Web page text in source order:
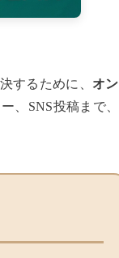
するために、 オン
、SNS投稿まで、